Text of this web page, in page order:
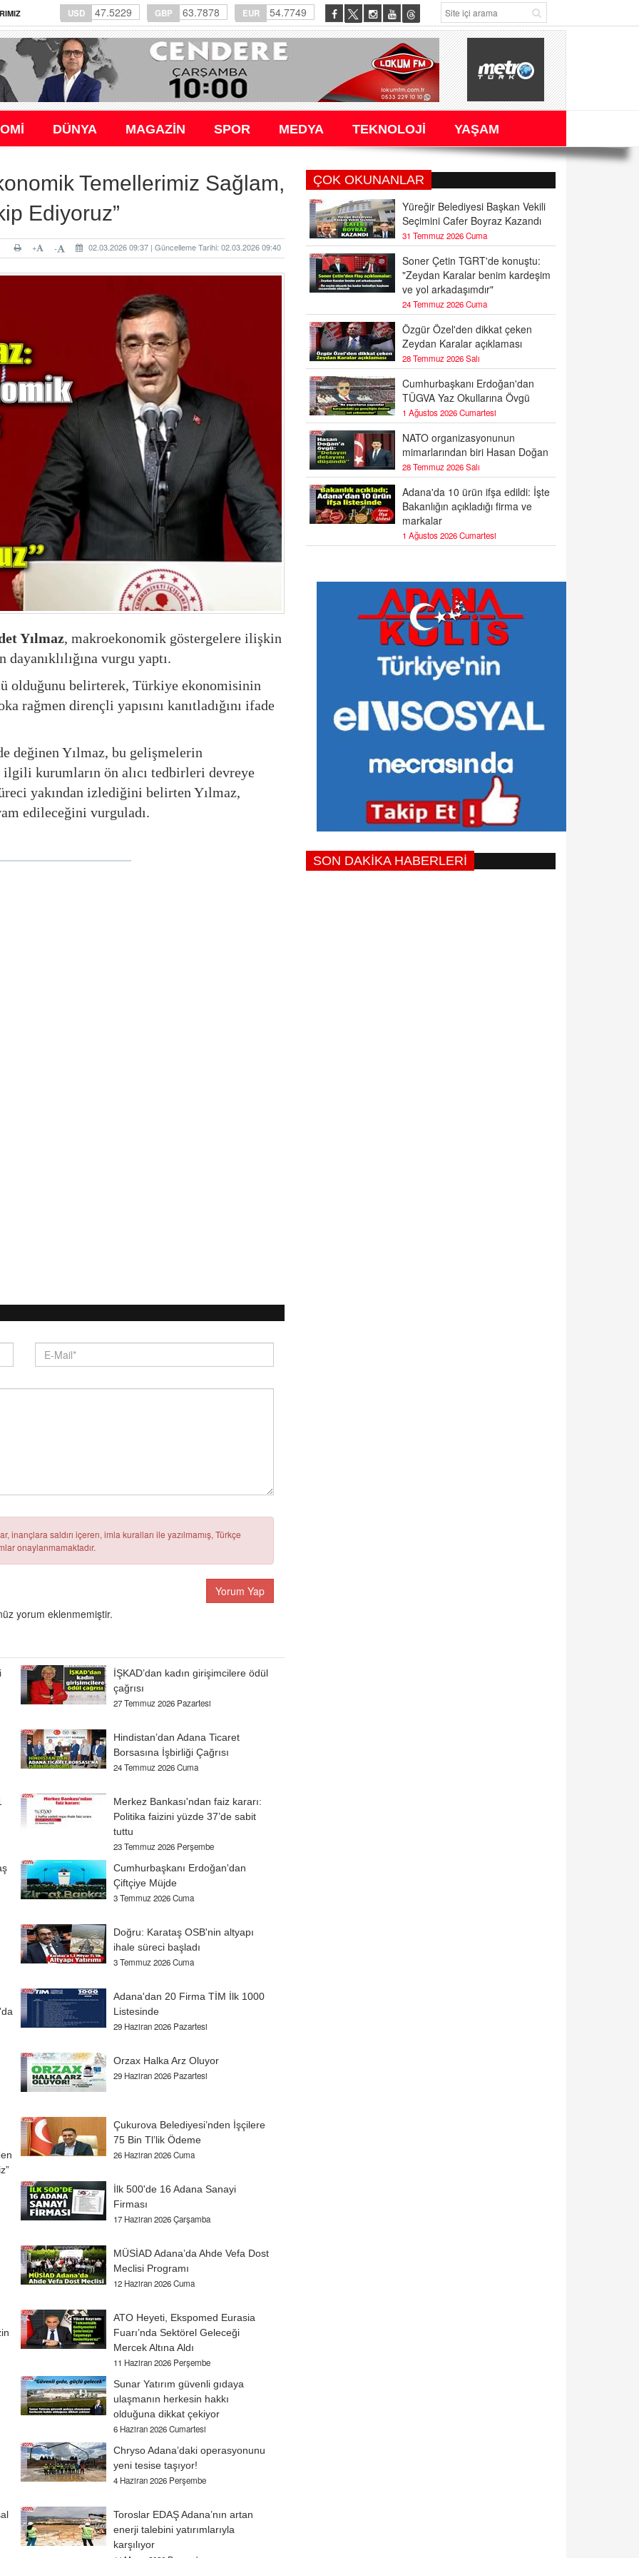
USD 47.5229 GBP 63.7878 EUR 54.7749
DÜNYA MAGAZİN SPOR MEDYA TEKNOLOJİ YAŞAM
Temellerimiz Sağlam,
Ediyoruz”
02.03.2026 09:37 | Güncelleme Tarihi: 02.03.2026 09:40
-
+
Yılmaz, makroekonomik göstergelere ilişkin
vurgu yaptı.
olduğunu belirterek, Türkiye ekonomisinin
rağmen dirençli yapısını kanıtladığını ifade
değinen Yılmaz, bu gelişmelerin
kurumların ön alıcı tedbirleri devreye
yakından izlediğini belirten Yılmaz,
edileceğini vurguladı.
saldırı içeren, imla kuralları ile yazılmamış, Türkçe
onaylanmamaktadır.
Yorum Yap
yorum eklenmemiştir.
İŞKAD’dan kadın girişimcilere ödül
çağrısı
27 Temmuz 2026 Pazartesi
Hindistan’dan Adana Ticaret
Borsasına İşbirliği Çağrısı
24 Temmuz 2026 Cuma
Merkez Bankası'ndan faiz kararı:
Politika faizini yüzde 37’de sabit
tuttu
23 Temmuz 2026 Perşembe
Cumhurbaşkanı Erdoğan'dan
Çiftçiye Müjde
3 Temmuz 2026 Cuma
Doğru: Karataş OSB'nin altyapı
ihale süreci başladı
3 Temmuz 2026 Cuma
Adana'dan 20 Firma TİM İlk 1000
Listesinde
29 Haziran 2026 Pazartesi
Orzax Halka Arz Oluyor
29 Haziran 2026 Pazartesi
Çukurova Belediyesi’nden İşçilere
75 Bin Tl’lik Ödeme
26 Haziran 2026 Cuma
İlk 500'de 16 Adana Sanayi
Firması
17 Haziran 2026 Çarşamba
MÜSİAD Adana’da Ahde Vefa Dost
Meclisi Programı
12 Haziran 2026 Cuma
ATO Heyeti, Ekspomed Eurasia
Fuarı’nda Sektörel Geleceği
Mercek Altına Aldı
11 Haziran 2026 Perşembe
Sunar Yatırım güvenli gıdaya
ulaşmanın herkesin hakkı
olduğuna dikkat çekiyor
6 Haziran 2026 Cumartesi
Chryso Adana’daki operasyonunu
yeni tesise taşıyor!
4 Haziran 2026 Perşembe
Toroslar EDAŞ Adana’nın artan
enerji talebini yatırımlarıyla
karşılıyor
ÇOK OKUNANLAR
Yüreğir Belediyesi Başkan Vekili
Seçimini Cafer Boyraz Kazandı
31 Temmuz 2026 Cuma
Soner Çetin TGRT'de konuştu:
"Zeydan Karalar benim kardeşim
ve yol arkadaşımdır"
24 Temmuz 2026 Cuma
Özgür Özel'den dikkat çeken
Zeydan Karalar açıklaması
28 Temmuz 2026 Salı
Cumhurbaşkanı Erdoğan'dan
TÜGVA Yaz Okullarına Övgü
1 Ağustos 2026 Cumartesi
NATO organizasyonunun
mimarlarından biri Hasan Doğan
28 Temmuz 2026 Salı
Adana'da 10 ürün ifşa edildi: İşte
Bakanlığın açıkladığı firma ve
markalar
1 Ağustos 2026 Cumartesi
SON DAKİKA HABERLERİ